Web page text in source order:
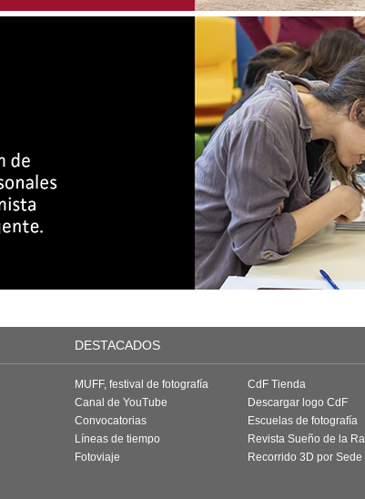
DESTACADOS
MUFF, festival de fotografía
Canal de YouTube
Convocatorias
Líneas de tiempo
Fotoviaje
CdF Tienda
Descargar logo CdF
Escuelas de fotografía
Revista Sueño de la
Recorrido 3D por Sede